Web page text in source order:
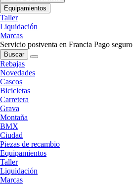
Equipamientos
Taller
Liquidación
Marcas
Servicio postventa en Francia Pago seguro
Buscar
Rebajas
Novedades
Cascos
Bicicletas
Carretera
Grava
Montaña
BMX
Ciudad
Piezas de recambio
Equipamientos
Taller
Liquidación
Marcas